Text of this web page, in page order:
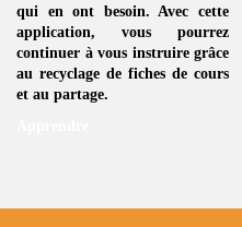
qui en ont besoin. Avec cette
application, vous pourrez
continuer à vous instruire grâce
au recyclage de fiches de cours
et au partage.